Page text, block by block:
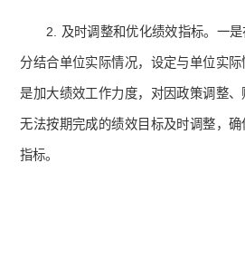
2. 及时调整和优化绩效指标。一
分结合单位实际情况，设定与单位实
是加大绩效工作力度，对因政策调整
无法按期完成的绩效目标及时调整，
指标。